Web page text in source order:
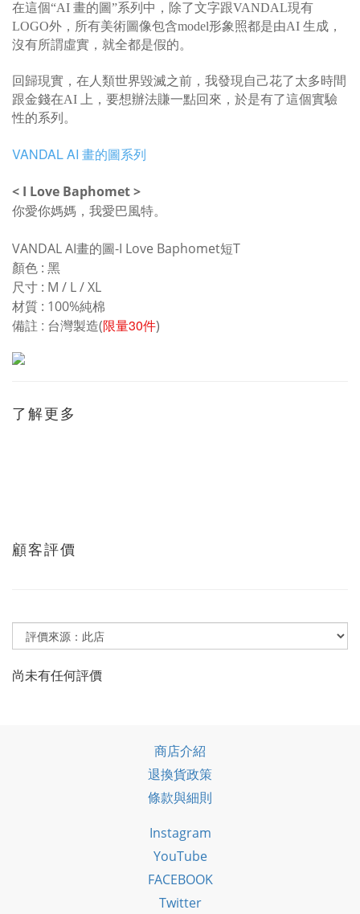
在這個“AI 畫的圖”系列中，除了文字跟VANDAL現有
LOGO外，所有美術圖像包含model形象照都是由AI 生成，
沒有所謂虛實，就全都是假的。
回歸現實，在人類世界毀滅之前，我發現自己花了太多時間
跟金錢在AI 上，要想辦法賺一點回來，於是有了這個實驗
性的系列。
VANDAL AI 畫的圖系列
< I Love Baphomet >
你愛你媽媽，我愛巴風特。
VANDAL AI畫的圖-I Love Baphomet短T
顏色 : 黑
尺寸 : M / L / XL
材質 : 100%純棉
備註 : 台灣製造(限量30件)
了解更多
顧客評價
尚未有任何評價
商店介紹
退換貨政策
條款與細則
Instagram
YouTube
FACEBOOK
Twitter